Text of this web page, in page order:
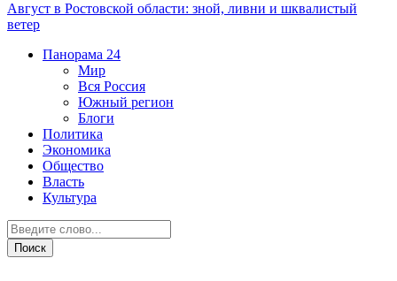
Август в Ростовской области: зной, ливни и шквалистый
ветер
Панорама 24
Мир
Вся Россия
Южный регион
Блоги
Политика
Экономика
Общество
Власть
Культура